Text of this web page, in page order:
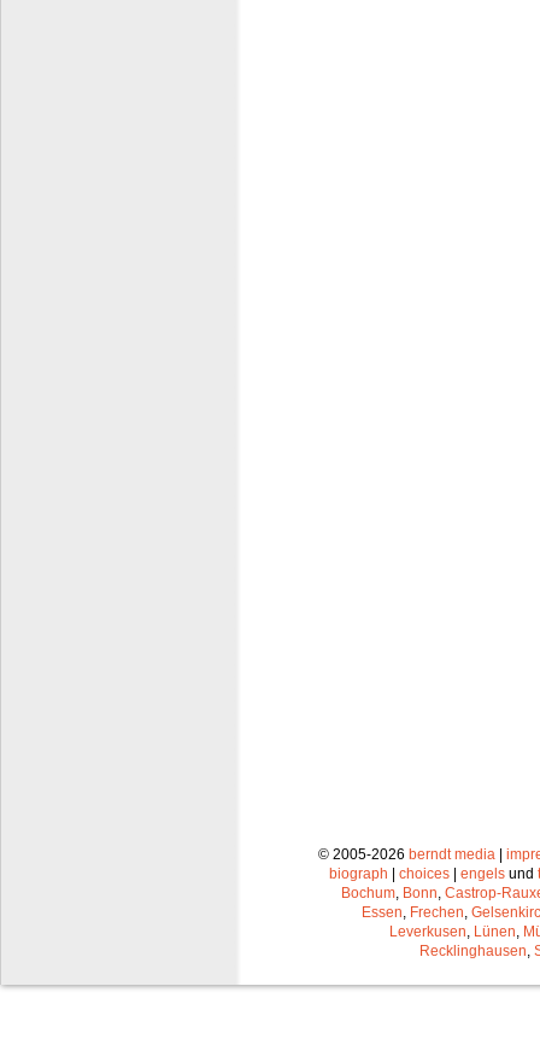
© 2005-2026 berndt media |
biograph | choices | engels und
Bochum Bonn Castrop-
Essen Frechen
Leverkusen Lünen
Recklinghausen